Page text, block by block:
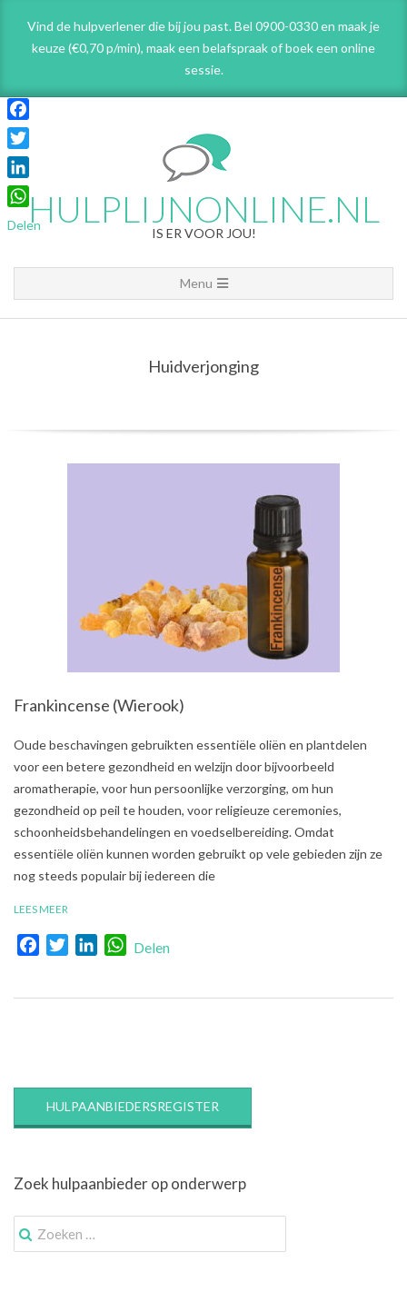
content
Vind de hulpverlener die bij jou past. Bel 0900-0330 en maak je
keuze (€0,70 p/min), maak een belafspraakof boek een online
sessie.
HULPLIJNONLINE.NL
IS ER VOOR JOU!
Navigation
Menu
Menu
Huidverjonging
Frankincense (Wierook)
2021-
Oude beschavingen gebruikten essentiële oliën en plantdelen
voor een betere gezondheid en welzijn door bijvoorbeeld
aromatherapie, voor hun persoonlijke verzorging, om hun
gezondheid op peil te houden, voor religieuze ceremonies,
schoonheidsbehandelingen en voedselbereiding. Omdat
essentiële oliën kunnen worden gebruikt op vele gebieden zijn ze
nog steeds populair bij iedereen die
LEES MEER
FacebookTwitterLinkedInWhatsApp
Delen
HULPAANBIEDERSREGISTER
Zoek hulpaanbieder op onderwerp
Zoek
naar:
Facebook
Twitter
LinkedIn
WhatsApp
Delen